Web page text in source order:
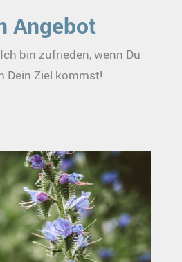
Angebot
bin zufrieden, wenn Du
Dein Ziel kommst!